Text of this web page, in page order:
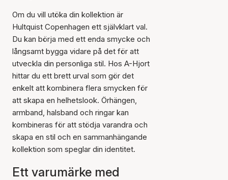
Om du vill utöka din kollektion är
Hultquist Copenhagen ett självklart val.
Du kan börja med ett enda smycke och
långsamt bygga vidare på det för att
utveckla din personliga stil. Hos A-Hjort
hittar du ett brett urval som gör det
enkelt att kombinera flera smycken för
att skapa en helhetslook. Örhängen,
armband, halsband och ringar kan
kombineras för att stödja varandra och
skapa en stil och en sammanhängande
kollektion som speglar din identitet.
Ett varumärke med